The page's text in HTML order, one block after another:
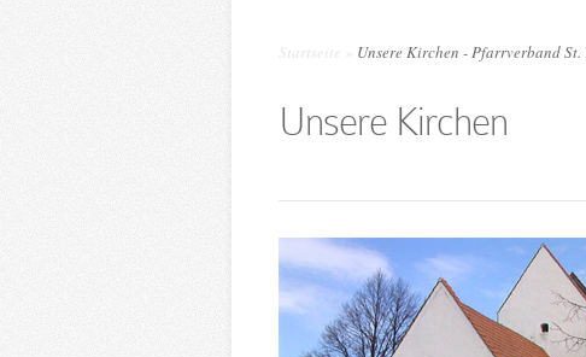
Startseite Unsere Kirchen - Pfarrverband St.
Unsere Kirchen